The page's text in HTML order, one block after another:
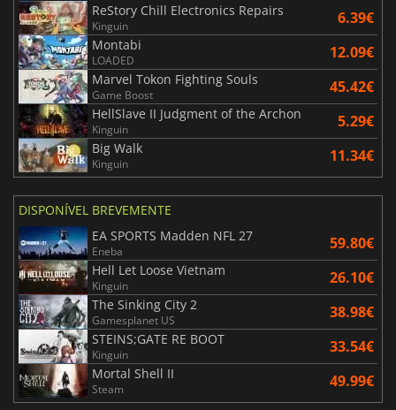
ReStory Chill Electronics Repairs
Kinguin 6.39€
Montabi
LOADED 12.09€
Marvel Tokon Fighting Souls
Game Boost 45.42€
HellSlave II Judgment of the Archon
Kinguin 5.29€
Big Walk
Kinguin 11.34€
DISPONÍVEL BREVEMENTE
EA SPORTS Madden NFL 27
Eneba 59.80€
Hell Let Loose Vietnam
Kinguin 26.10€
The Sinking City 2
Gamesplanet US 38.98€
STEINS;GATE RE BOOT
Kinguin 33.54€
Mortal Shell II
Steam 49.99€